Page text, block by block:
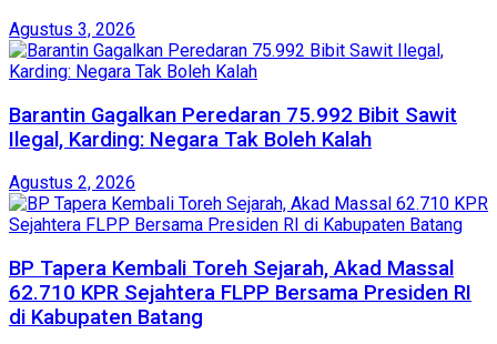
Agustus 3, 2026
Barantin Gagalkan Peredaran 75.992 Bibit Sawit
Ilegal, Karding: Negara Tak Boleh Kalah
Agustus 2, 2026
BP Tapera Kembali Toreh Sejarah, Akad Massal
62.710 KPR Sejahtera FLPP Bersama Presiden RI
di Kabupaten Batang